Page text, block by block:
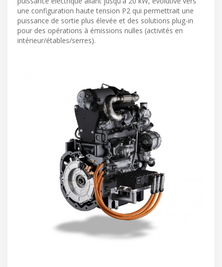
une configuration haute tension P2 qui permettrait une
puissance de sortie plus élevée et des solutions plug-in
pour des opérations à émissions nulles (activités en
intérieur/étables/serres).